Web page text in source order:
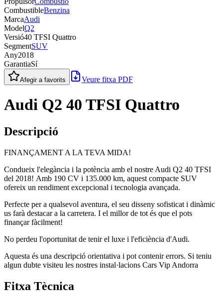
CombustibleBenzina
MarcaAudi
ModelQ2
Versió40 TFSI Quattro
SegmentSUV
Any2018
GarantiaSí
Afegir a favorits Veure fitxa PDF
Audi Q2 40 TFSI Quattro
Descripció
FINANÇAMENT A LA TEVA MIDA!
Condueix l'elegància i la potència amb el nostre Audi Q2 40 TFSI
del 2018! Amb 190 CV i 135.000 km, aquest compacte SUV
ofereix un rendiment excepcional i tecnologia avançada.
Perfecte per a qualsevol aventura, el seu disseny sofisticat i dinàmic
us farà destacar a la carretera. I el millor de tot és que el pots
finançar fàcilment!
No perdeu l'oportunitat de tenir el luxe i l'eficiència d'Audi.
Aquesta és una descripció orientativa i pot contenir errors. Si teniu
algun dubte visiteu les nostres instal·lacions Cars Vip Andorra
Fitxa Tècnica